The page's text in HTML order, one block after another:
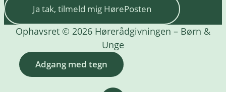
Ja tak, tilmeld mig HørePosten
Ophavsret © 2026 Hørerådgivningen – Børn &
Unge